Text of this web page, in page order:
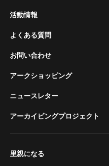
活動情報
よくある質問
お問い合わせ
アークショッピング
ニュースレター
アーカイビングプロジェクト
里親になる